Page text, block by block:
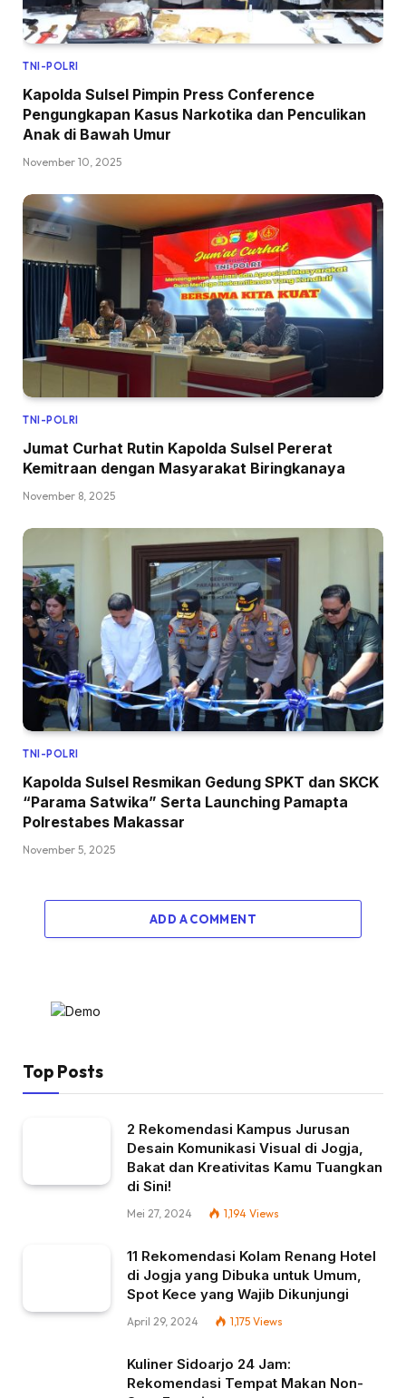
TNI-POLRI
Kapolda Sulsel Pimpin Press Conference
Pengungkapan Kasus Narkotika dan Penculikan
Anak di Bawah Umur
November 10, 2025
TNI-POLRI
Jumat Curhat Rutin Kapolda Sulsel Pererat
Kemitraan dengan Masyarakat Biringkanaya
November 8, 2025
TNI-POLRI
Kapolda Sulsel Resmikan Gedung SPKT dan SKCK
“Parama Satwika” Serta Launching Pamapta
Polrestabes Makassar
November 5, 2025
ADD A COMMENT
Top Posts
2 Rekomendasi Kampus Jurusan
Desain Komunikasi Visual di Jogja,
Bakat dan Kreativitas Kamu Tuangkan
di Sini!
Mei 27, 2024 1,194 Views
11 Rekomendasi Kolam Renang Hotel
di Jogja yang Dibuka untuk Umum,
Spot Kece yang Wajib Dikunjungi
April 29, 2024 1,175 Views
Kuliner Sidoarjo 24 Jam:
Rekomendasi Tempat Makan Non-